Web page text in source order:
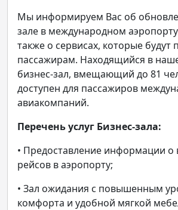
Мы информируем Вас об
зале в международном
также о сервисах, которые будут
пассажирам. Находящийся в
бизнес-зал, вмещающий до 81
доступен для пассажиров
авиакомпаний.
Перечень услуг Бизнес-зала:
• Предоставление информации
рейсов в аэропорту;
• Зал ожидания с повышенным
комфорта и удобной мягкой